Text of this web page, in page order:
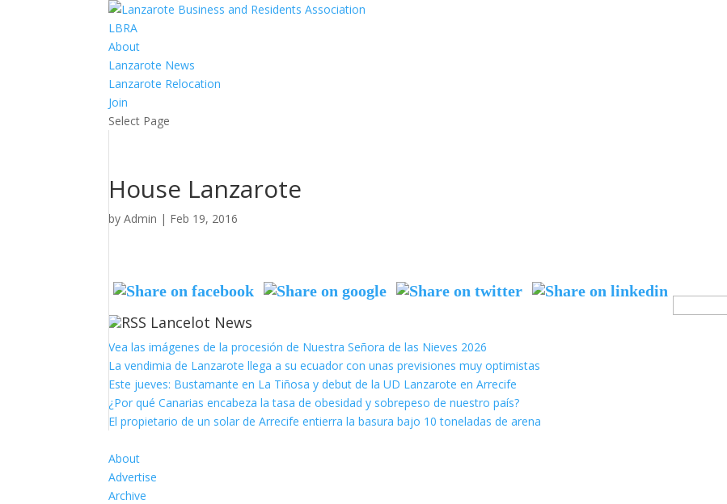
LBRA
About
Lanzarote News
Lanzarote Relocation
Join
Select Page
House Lanzarote
byAdmin | Feb 19, 2016
Lancelot News
Vea las imágenes de la procesión de Nuestra Señora de las Nieves 2026
La vendimia de Lanzarote llega a su ecuador con unas previsiones muy optimistas
Este jueves: Bustamante en La Tiñosa y debut de la UD Lanzarote en Arrecife
¿Por qué Canarias encabeza la tasa de obesidad y sobrepeso de nuestro país?
El propietario de un solar de Arrecife entierra la basura bajo 10 toneladas de arena
About
Advertise
Archive